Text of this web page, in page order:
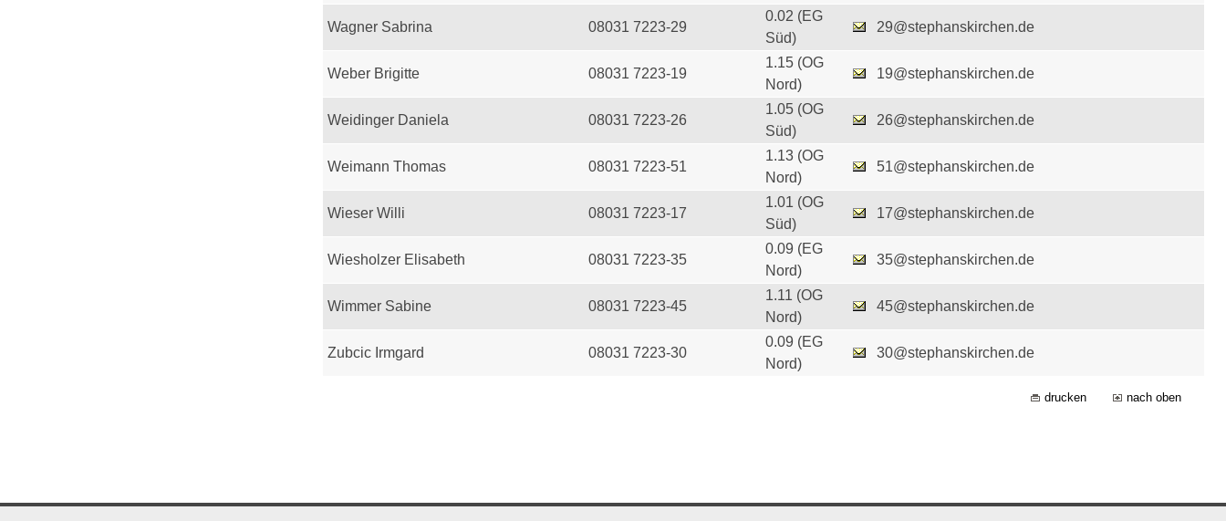
Wagner Sabrina 08031 7223-29
0.02 (EG
Süd)
29@stephanskirchen.de
Weber Brigitte 08031 7223-19
1.15 (OG
Nord)
19@stephanskirchen.de
Weidinger Daniela 08031 7223-26
1.05 (OG
Süd)
26@stephanskirchen.de
Weimann Thomas 08031 7223-51
1.13 (OG
Nord)
51@stephanskirchen.de
Wieser Willi 08031 7223-17
1.01 (OG
Süd)
17@stephanskirchen.de
Wiesholzer Elisabeth 08031 7223-35
0.09 (EG
Nord)
35@stephanskirchen.de
Wimmer Sabine 08031 7223-45
1.11 (OG
Nord)
45@stephanskirchen.de
Zubcic Irmgard 08031 7223-30
0.09 (EG
Nord)
30@stephanskirchen.de
drucken nach oben